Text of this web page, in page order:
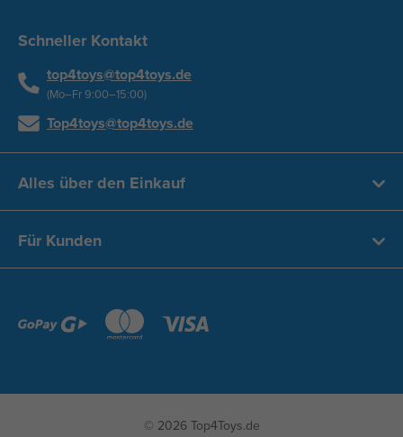
Schneller Kontakt
top4toys@top4toys.de
(Mo–Fr 9:00–15:00)
Top4toys@top4toys.de
Alles über den Einkauf
Für Kunden
© 2026 Top4Toys.de